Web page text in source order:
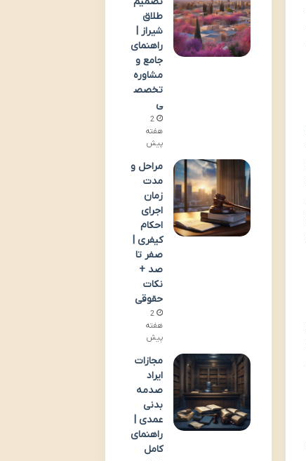
طلاق
شیراز |
راهنمای
جامع و
مشاوره
تخصص
ی
2
هفته
پیش
مراحل و
مدت
زمان
اجرای
احکام
کیفری |
صفر تا
صد +
نکات
حقوقی
2
هفته
پیش
مجازات
ایراد
صدمه
بدنی
عمدی |
راهنمای
کامل